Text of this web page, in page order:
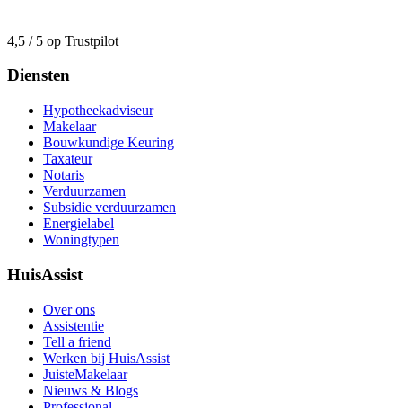
4,5 / 5 op Trustpilot
Diensten
Hypotheekadviseur
Makelaar
Bouwkundige Keuring
Taxateur
Notaris
Verduurzamen
Subsidie verduurzamen
Energielabel
Woningtypen
HuisAssist
Over ons
Assistentie
Tell a friend
Werken bij HuisAssist
JuisteMakelaar
Nieuws & Blogs